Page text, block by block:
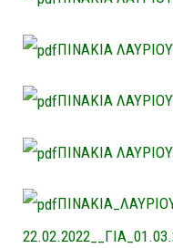
ΠΙΝΑΚΙΑ
ΠΙΝΑΚΙΑ
ΠΙΝΑΚΙΑ